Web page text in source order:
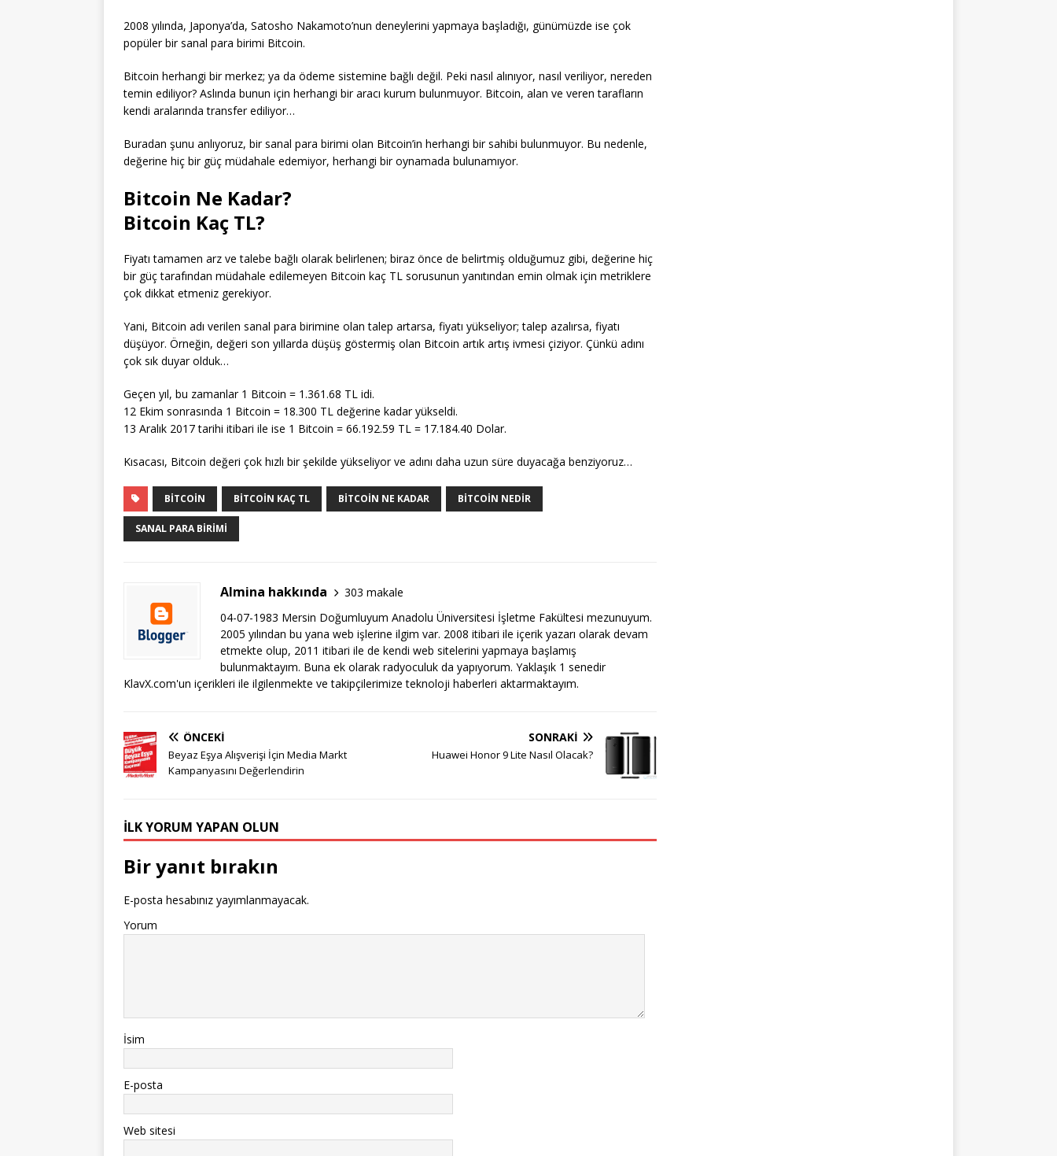
2008 yılında, Japonya’da, Satosho Nakamoto’nun deneylerini yapmaya başladığı, günümüzde ise çok
popüler bir sanal para birimi Bitcoin.
Bitcoin herhangi bir merkez; ya da ödeme sistemine bağlı değil. Peki nasıl alınıyor, nasıl veriliyor, nereden
temin ediliyor? Aslında bunun için herhangi bir aracı kurum bulunmuyor. Bitcoin, alan ve veren tarafların
kendi aralarında transfer ediliyor…
Buradan şunu anlıyoruz, bir sanal para birimi olan Bitcoin’in herhangi bir sahibi bulunmuyor. Bu nedenle,
değerine hiç bir güç müdahale edemiyor, herhangi bir oynamada bulunamıyor.
Bitcoin Ne Kadar?
Bitcoin Kaç TL?
Fiyatı tamamen arz ve talebe bağlı olarak belirlenen; biraz önce de belirtmiş olduğumuz gibi, değerine hiç
bir güç tarafından müdahale edilemeyen Bitcoin kaç TL sorusunun yanıtından emin olmak için metriklere
çok dikkat etmeniz gerekiyor.
Yani, Bitcoin adı verilen sanal para birimine olan talep artarsa, fiyatı yükseliyor; talep azalırsa, fiyatı
düşüyor. Örneğin, değeri son yıllarda düşüş göstermiş olan Bitcoin artık artış ivmesi çiziyor. Çünkü adını
çok sık duyar olduk…
Geçen yıl, bu zamanlar 1 Bitcoin = 1.361.68 TL idi.
12 Ekim sonrasında 1 Bitcoin = 18.300 TL değerine kadar yükseldi.
13 Aralık 2017 tarihi itibari ile ise 1 Bitcoin = 66.192.59 TL = 17.184.40 Dolar.
Kısacası, Bitcoin değeri çok hızlı bir şekilde yükseliyor ve adını daha uzun süre duyacağa benziyoruz…
BITCOIN BITCOIN KAÇ TL BITCOIN NE KADAR BITCOIN NEDIR
SANAL PARA BIRIMI
Almina hakkında
303 makale
04-07-1983 Mersin Doğumluyum Anadolu Üniversitesi İşletme Fakültesi mezunuyum.
2005 yılından bu yana web işlerine ilgim var. 2008 itibari ile içerik yazarı olarak devam
etmekte olup, 2011 itibari ile de kendi web sitelerini yapmaya başlamış
bulunmaktayım. Buna ek olarak radyoculuk da yapıyorum. Yaklaşık 1 senedir
KlavX.com'un içerikleri ile ilgilenmekte ve takipçilerimize teknoloji haberleri aktarmaktayım.
ÖNCEKI
Beyaz Eşya Alışverişi İçin Media Markt
Kampanyasını Değerlendirin
SONRAKI
Huawei Honor 9 Lite Nasıl Olacak?
İLK YORUM YAPAN OLUN
Bir yanıt bırakın
E-posta hesabınız yayımlanmayacak.
Yorum
İsim
E-posta
Web sitesi